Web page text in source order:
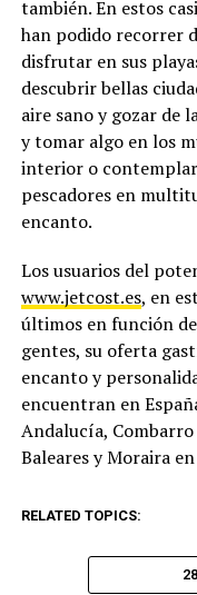
también. En estos
han podido recorrer
disfrutar en sus
descubrir bellas
aire sano y gozar de
y tomar algo en los
interior o
pescadores en
encanto.
Los usuarios del
www.jetcost.es, en
últimos en función
gentes, su oferta
encanto y
encuentran en
Andalucía,
Baleares y Moraira
RELATED TOPICS: